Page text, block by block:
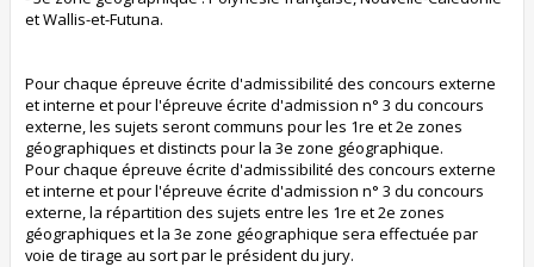
et Wallis-et-Futuna.
Pour chaque épreuve écrite d'admissibilité des concours externe
et interne et pour l'épreuve écrite d'admission n° 3 du concours
externe, les sujets seront communs pour les 1re et 2e zones
géographiques et distincts pour la 3e zone géographique.
Pour chaque épreuve écrite d'admissibilité des concours externe
et interne et pour l'épreuve écrite d'admission n° 3 du concours
externe, la répartition des sujets entre les 1re et 2e zones
géographiques et la 3e zone géographique sera effectuée par
voie de tirage au sort par le président du jury.